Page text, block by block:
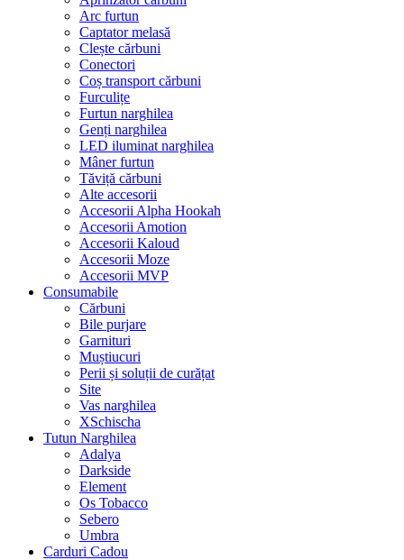
Arc furtun
Captator melasă
Clește cărbuni
Conectori
Coș transport cărbuni
Furculițe
Furtun narghilea
Genți narghilea
LED iluminat narghilea
Mâner furtun
Tăviță cărbuni
Alte accesorii
Accesorii Alpha Hookah
Accesorii Amotion
Accesorii Kaloud
Accesorii Moze
Accesorii MVP
Consumabile
Cărbuni
Bile purjare
Garnituri
Muștiucuri
Perii și soluții de curățat
Site
Vas narghilea
XSchischa
Tutun Narghilea
Adalya
Darkside
Element
Os Tobacco
Sebero
Umbra
Carduri Cadou